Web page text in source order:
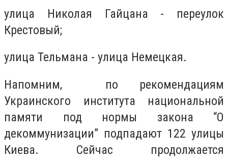
улица Николая Гайцана - переулок
Крестовый;
улица Тельмана - улица Немецкая.
Напомним, по рекомендациям
Украинского института национальной
памяти под нормы закона “О
декоммунизации” подпадают 122 улицы
Киева. Сейчас продолжается